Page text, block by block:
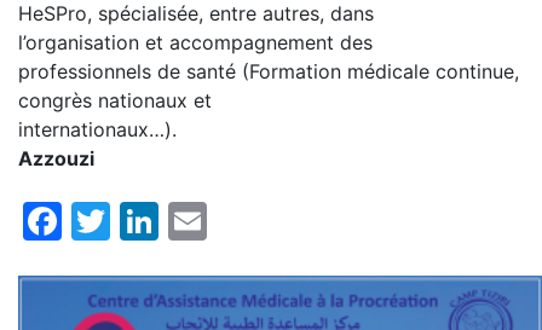
HeSPro, spécialisée, entre autres, dans
l’organisation et accompagnement des
professionnels de santé (Formation médicale continue,
congrès nationaux et
Azzouzi
Facebook
TwitterLinkedIn